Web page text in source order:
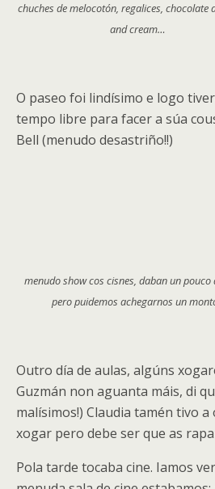
chuches de melocotón, regalices, chocolate
and cream…
O paseo foi lindísimo e logo
tempo libre para facer a súa
Bell (menudo desastriño!!)
menudo show cos cisnes, daban un pouco
pero puidemos achegarnos un
Outro día de aulas, algúns
Guzmán non aguanta máis, di
malísimos!) Claudia tamén tivo
xogar pero debe ser que as
Pola tarde tocaba cine. Iamos